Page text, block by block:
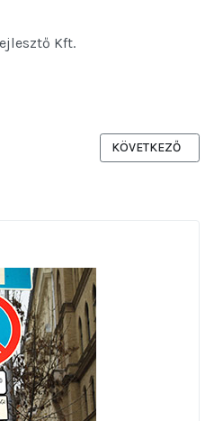
Kft.
ÉRKEZÉSE MIATTI IDŐSZAKOS
KÖVETKEZŐ
KÖVETKEZŐ